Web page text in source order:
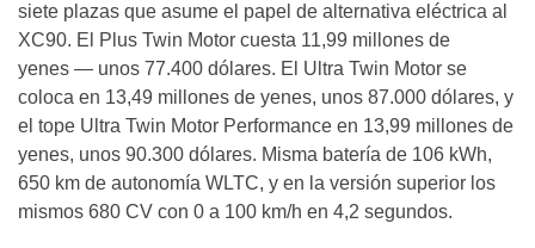
siete plazas que asume el papel de alternativa eléctrica al
XC90. El Plus Twin Motor cuesta 11,99 millones de
yenes — unos 77.400 dólares. El Ultra Twin Motor se
coloca en 13,49 millones de yenes, unos 87.000 dólares, y
el tope Ultra Twin Motor Performance en 13,99 millones de
yenes, unos 90.300 dólares. Misma batería de 106 kWh,
650 km de autonomía WLTC, y en la versión superior los
mismos 680 CV con 0 a 100 km/h en 4,2 segundos.